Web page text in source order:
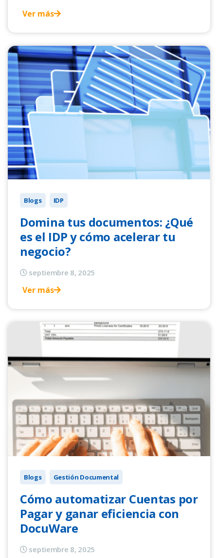
Ver más
Blogs IDP
Domina tus documentos: ¿Qué
es el IDP y cómo acelerar tu
negocio?
septiembre 8, 2025
Ver más
Blogs Gestión Documental
Cómo automatizar Cuentas por
Pagar y ganar eficiencia con
DocuWare
septiembre 8, 2025